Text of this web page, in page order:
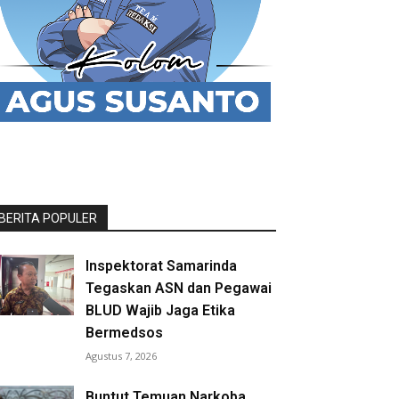
POPULER
Inspektorat Samarinda
Tegaskan ASN dan Pegawai
BLUD Wajib Jaga Etika
Bermedsos
Agustus 7, 2026